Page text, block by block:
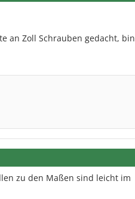
an Zoll Schrauben gedacht, bin
zu den Maßen sind leicht im